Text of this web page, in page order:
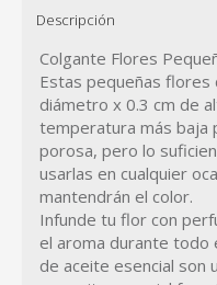
Descripción
Colgante Flores
Estas pequeñas flores
diámetro x 0.3 cm de
temperatura más baja
porosa, pero lo
usarlas en cualquier
mantendrán el color.
Infunde tu flor con
el aroma durante todo
de aceite esencial son